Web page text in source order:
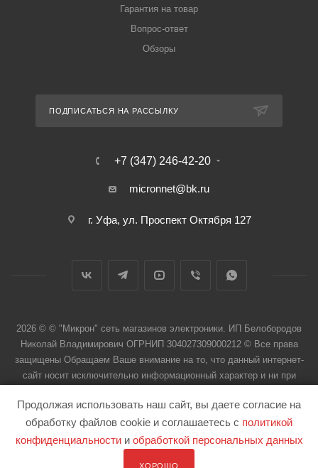
Гарантия на товар
Вопрос-ответ
Обзоры
ПОДПИСАТЬСЯ НА РАССЫЛКУ
+7 (347) 246-42-20
micronnet@bk.ru
г. Уфа, ул. Проспект Октября 127
2026 © © "Микрон" сеть магазинов электроники. ИП Белобородов
Николай Владимирович ОГРНИП 304027309000212 © Все права
защищены Обращаем Ваше внимание на то, что данный интернет-
сайт носит исключительно информационный характер и ни при
Продолжая использовать наш сайт, вы даете согласие на
обработку файлов cookie и соглашаетесь с политикой
конфиденциальностии обработкой персональных данных
ХОРОШО